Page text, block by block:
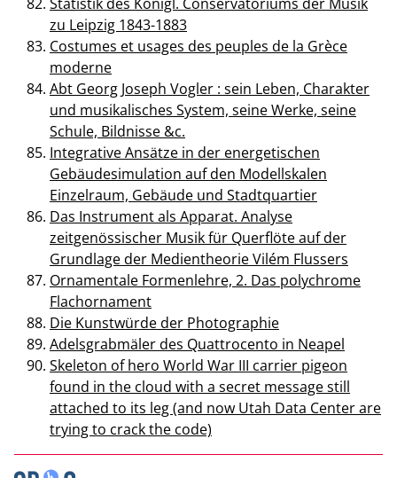
zu Leipzig 1843-1883
Costumes et usages des peuples de la Grèce
moderne
Abt Georg Joseph Vogler : sein Leben, Charakter
und musikalisches System, seine Werke, seine
Schule, Bildnisse &c.
Integrative Ansätze in der energetischen
Gebäudesimulation auf den Modellskalen
Einzelraum, Gebäude und Stadtquartier
Das Instrument als Apparat. Analyse
zeitgenössischer Musik für Querflöte auf der
Grundlage der Medientheorie Vilém Flussers
Ornamentale Formenlehre, 2. Das polychrome
Flachornament
Die Kunstwürde der Photographie
Adelsgrabmäler des Quattrocento in Neapel
Skeleton of hero World War III carrier pigeon
found in the cloud with a secret message still
attached to its leg (and now Utah Data Center are
trying to crack the code)